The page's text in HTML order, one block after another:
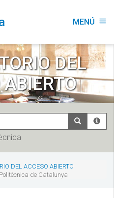
MENÚ menu
DEL
DEL ACCESO ABIERTO
de Catalunya